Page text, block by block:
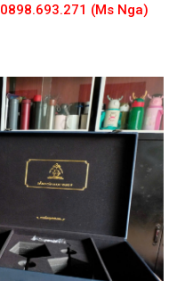
0898.693.271 (Ms Nga)